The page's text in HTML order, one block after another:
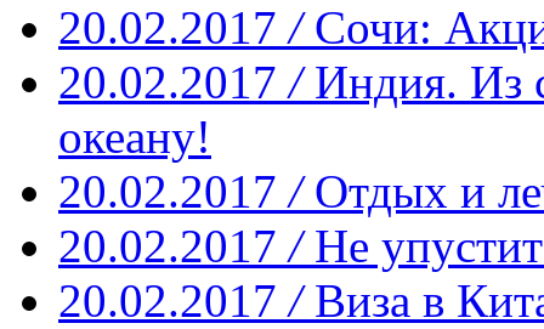
20.02.2017 / Сочи:
20.02.2017 / Индия. Из
океану!
20.02.2017 / Отдых и
20.02.2017 / Не
20.02.2017 / Виза в